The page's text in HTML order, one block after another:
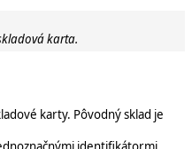
karta.
karty. Pôvodný sklad je